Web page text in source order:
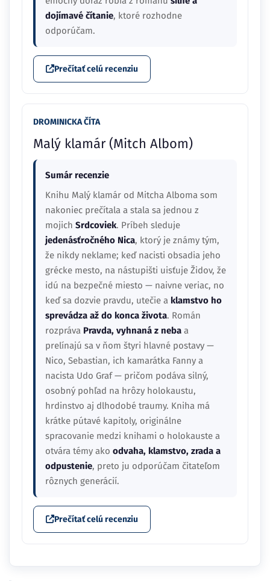
dojímavé čítanie, ktoré rozhodne
odporúčam.
Prečítať celú recenziu
DROMINICKA ČÍTA
Malý klamár (Mitch Albom)
Sumár recenzie
Knihu Malý klamár od Mitcha Alboma som
nakoniec prečítala a stala sa jednou z
mojich Srdcoviek. Príbeh sleduje
jedenásťročného Nica, ktorý je známy tým,
že nikdy neklame; keď nacisti obsadia jeho
grécke mesto, na nástupišti uisťuje Židov, že
idú na bezpečné miesto — naivne veriac, no
keď sa dozvie pravdu, utečie a klamstvo ho
sprevádza až do konca života. Román
rozpráva Pravda, vyhnaná z neba a
prelínajú sa v ňom štyri hlavné postavy —
Nico, Sebastian, ich kamarátka Fanny a
nacista Udo Graf — pričom podáva silný,
osobný pohľad na hrôzy holokaustu,
hrdinstvo aj dlhodobé traumy. Kniha má
krátke pútavé kapitoly, originálne
spracovanie medzi knihami o holokauste a
otvára témy ako odvaha, klamstvo, zrada a
odpustenie, preto ju odporúčam čitateľom
rôznych generácií.
Prečítať celú recenziu